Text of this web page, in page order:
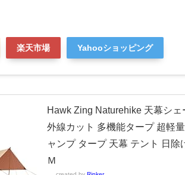
楽天市場 Yahooショッピング
Hawk Zing Naturehike 天幕シ
外線カット 多機能タープ 超軽
ャンプ タープ 天幕 テント 日
Ｍ